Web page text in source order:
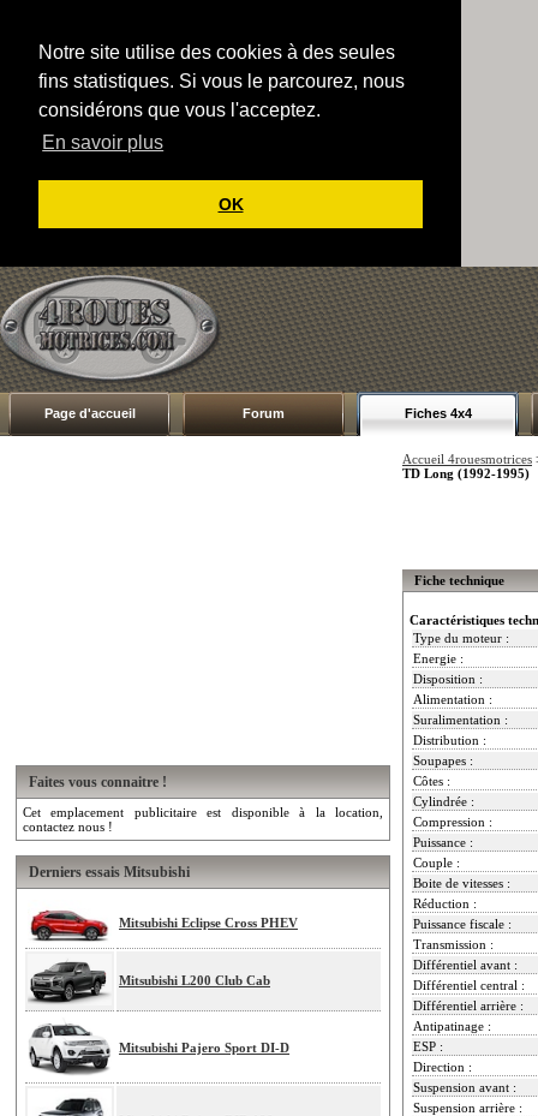
Notre site utilise des cookies à des seules
fins statistiques. Si vous le parcourez, nous
considérons que vous l'acceptez.
En savoir plus
OK
Page d'accueil Forum Fiches 4x4
Faites vous connaitre !
Cet emplacement publicitaire est disponible à la location,
contactez nous !
Derniers essais Mitsubishi
Mitsubishi Eclipse Cross PHEV
Mitsubishi L200 Club Cab
Mitsubishi Pajero Sport DI-D
Accueil 4rouesmotrices
TD Long (1992-1995)
Fiche technique
Caractéristiques
Type du moteur :
Energie :
Disposition :
Alimentation :
Suralimentation :
Distribution :
Soupapes :
Côtes :
Cylindrée :
Compression :
Puissance :
Couple :
Boite de vitesses :
Réduction :
Puissance fiscale :
Transmission :
Différentiel avant :
Différentiel central :
Différentiel arrière :
Antipatinage :
ESP :
Direction :
Suspension avant :
Suspension arrière :